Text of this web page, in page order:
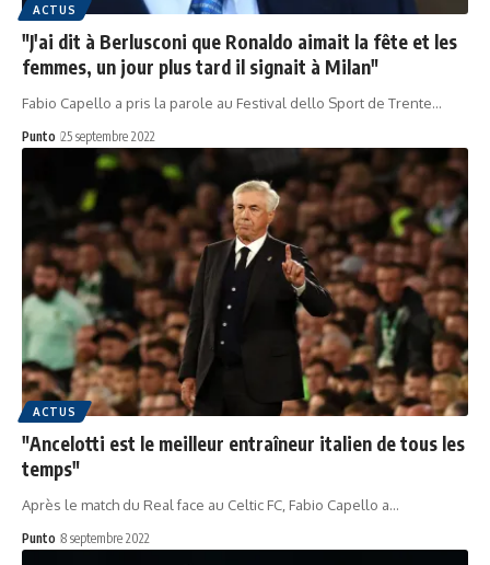
ACTUS
"J'ai dit à Berlusconi que Ronaldo aimait la fête et les
femmes, un jour plus tard il signait à Milan"
Fabio Capello a pris la parole au Festival dello Sport de Trente…
Punto 25 septembre 2022
ACTUS
"Ancelotti est le meilleur entraîneur italien de tous les
temps"
Après le match du Real face au Celtic FC, Fabio Capello a…
Punto 8 septembre 2022